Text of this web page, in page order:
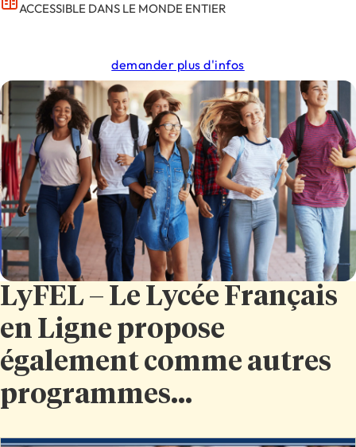
ACCESSIBLE DANS LE MONDE ENTIER
demander plus d'infos
LyFEL – Le Lycée Français
en Ligne propose
également comme autres
programmes...